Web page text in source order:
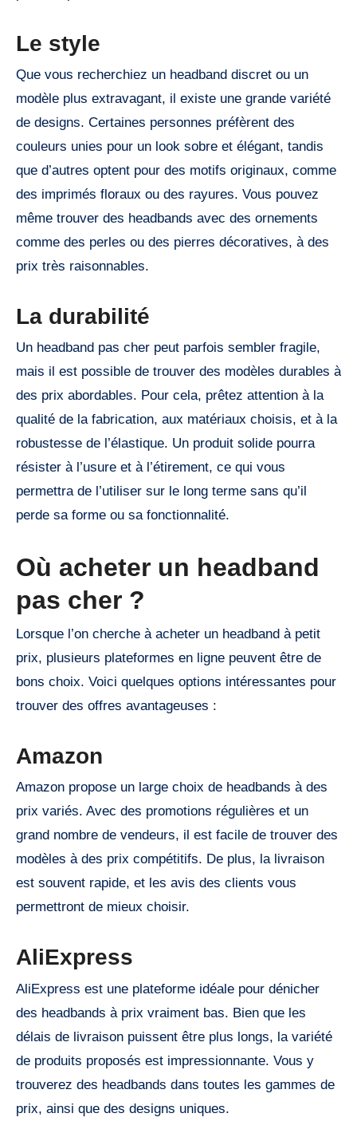
Le style
Que vous recherchiez un headband discret ou un
modèle plus extravagant, il existe une grande variété
de designs. Certaines personnes préfèrent des
couleurs unies pour un look sobre et élégant, tandis
que d’autres optent pour des motifs originaux, comme
des imprimés floraux ou des rayures. Vous pouvez
même trouver des headbands avec des ornements
comme des perles ou des pierres décoratives, à des
prix très raisonnables.
La durabilité
Un headband pas cher peut parfois sembler fragile,
mais il est possible de trouver des modèles durables à
des prix abordables. Pour cela, prêtez attention à la
qualité de la fabrication, aux matériaux choisis, et à la
robustesse de l’élastique. Un produit solide pourra
résister à l’usure et à l’étirement, ce qui vous
permettra de l’utiliser sur le long terme sans qu’il
perde sa forme ou sa fonctionnalité.
Où acheter un headband
pas cher ?
Lorsque l’on cherche à acheter un headband à petit
prix, plusieurs plateformes en ligne peuvent être de
bons choix. Voici quelques options intéressantes pour
trouver des offres avantageuses :
Amazon
Amazon propose un large choix de headbands à des
prix variés. Avec des promotions régulières et un
grand nombre de vendeurs, il est facile de trouver des
modèles à des prix compétitifs. De plus, la livraison
est souvent rapide, et les avis des clients vous
permettront de mieux choisir.
AliExpress
AliExpress est une plateforme idéale pour dénicher
des headbands à prix vraiment bas. Bien que les
délais de livraison puissent être plus longs, la variété
de produits proposés est impressionnante. Vous y
trouverez des headbands dans toutes les gammes de
prix, ainsi que des designs uniques.